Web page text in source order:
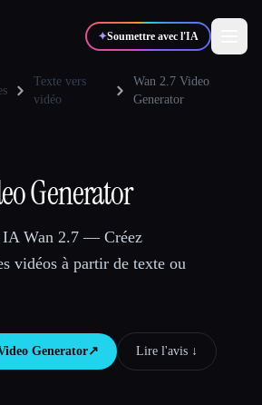
✦Soumettre avec l'IA
📈 Marketeurs
🎬Créateurs
Texte vers
vidéo
Wan 2.7 Video
Generator
Generator
IA Wan 2.7 — Créez
vidéos à partir de texte ou
Generator↗︎ Lire l'avis ↓︎